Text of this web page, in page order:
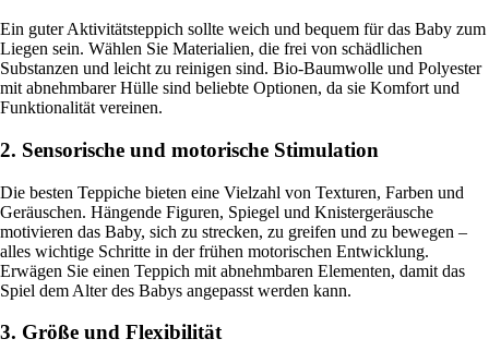
Ein guter Aktivitätsteppich sollte weich und bequem für das Baby zum
Liegen sein. Wählen Sie Materialien, die frei von schädlichen
Substanzen und leicht zu reinigen sind. Bio-Baumwolle und Polyester
mit abnehmbarer Hülle sind beliebte Optionen, da sie Komfort und
Funktionalität vereinen.
2. Sensorische und motorische Stimulation
Die besten Teppiche bieten eine Vielzahl von Texturen, Farben und
Geräuschen. Hängende Figuren, Spiegel und Knistergeräusche
motivieren das Baby, sich zu strecken, zu greifen und zu bewegen –
alles wichtige Schritte in der frühen motorischen Entwicklung.
Erwägen Sie einen Teppich mit abnehmbaren Elementen, damit das
Spiel dem Alter des Babys angepasst werden kann.
3. Größe und Flexibilität